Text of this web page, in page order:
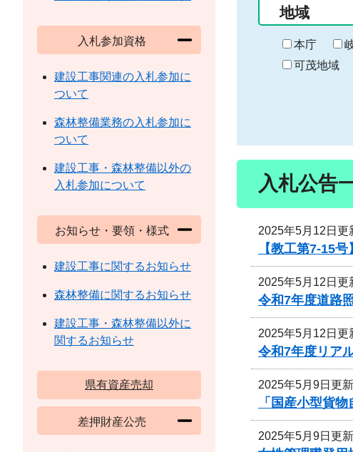
の
始
ま
り
地域
本庁
可茂地域
入札公告
2025年5月12日更
【教工第7-15
2025年5月12日更
令和7年度道路
2025年5月12日更
令和7年度リア
2025年5月9日更新
「国産小型貨
2025年5月9日更新
入札参加資格
建設工事関連の入札参加に
ついて
森林整備業務の入札参加に
ついて
建設工事・森林整備以外の
入札参加について
お知らせ・要領・様式
建設工事に関するお知らせ
森林整備に関するお知らせ
建設工事・森林整備以外に
関するお知らせ
県有資産売却
差押財産公売